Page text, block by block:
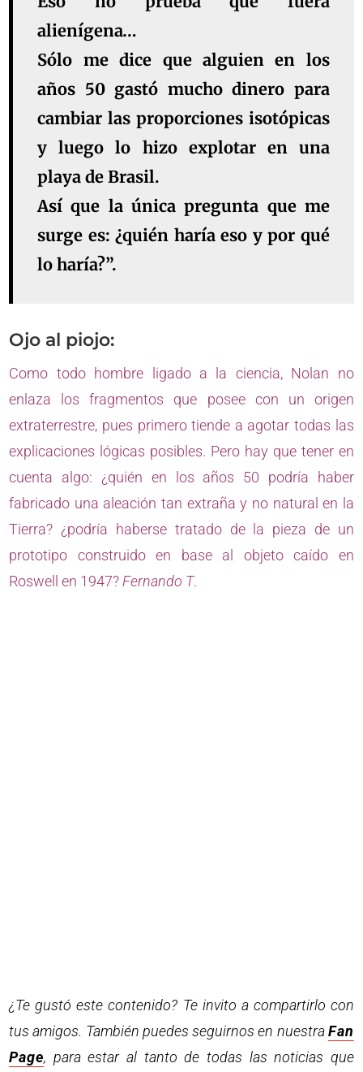
alienígena…
Sólo me dice que alguien en los
años 50 gastó mucho dinero para
cambiar las proporciones isotópicas
y luego lo hizo explotar en una
playa de Brasil.
Así que la única pregunta que me
surge es: ¿quién haría eso y por qué
lo haría?”.
Ojo al piojo:
Como todo hombre ligado a la ciencia, Nolan no
enlaza los fragmentos que posee con un origen
extraterrestre, pues primero tiende a agotar todas las
explicaciones lógicas posibles. Pero hay que tener en
cuenta algo: ¿quién en los años 50 podría haber
fabricado una aleación tan extraña y no natural en la
Tierra? ¿podría haberse tratado de la pieza de un
prototipo construido en base al objeto caído en
Roswell en 1947?Fernando T.
¿Te gustó este contenido? Te invito a compartirlo con
tus amigos. También puedes seguirnos en nuestraFan
Page, para estar al tanto de todas las noticias que